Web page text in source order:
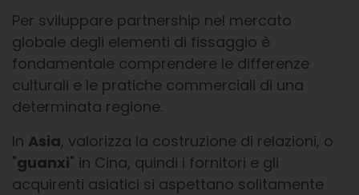
Per sviluppare partnership nel mercato
globale degli elementi di fissaggio è
fondamentale comprendere le differenze
culturali e le pratiche commerciali di una
determinata regione.
In Asia, valorizza la costruzione di relazioni, o
"guanxi" in Cina, quindi i fornitori e gli
acquirenti asiatici si aspettano solitamente